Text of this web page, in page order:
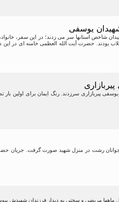
یوسفی
بودند. حضرت آیت الله العظمی خامنه ای در این
در سفری که به استان گیلان داشتند به خانواده ۳ شهید بزرگوار یوسفی پیربازاری سرزدند. رنگ
رشت در منزل شهید صورت گرفت. جریان
مریضی و سختی به دیدار فرزندان شهیدش